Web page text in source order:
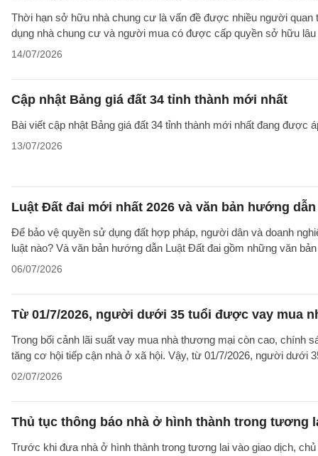
Thời hạn sở hữu nhà chung cư là vấn đề được nhiều người quan
dụng nhà chung cư và người mua có được cấp quyền sở hữu
14/07/2026
Cập nhật Bảng giá đất 34 tỉnh thành mới nhất
Bài viết cập nhật Bảng giá đất 34 tỉnh thành mới nhất đang được
13/07/2026
Luật Đất đai mới nhất 2026 và văn bản hướng
Để bảo vệ quyền sử dụng đất hợp pháp, người dân và doanh
luật nào? Và văn bản hướng dẫn Luật Đất đai gồm những văn
06/07/2026
Từ 01/7/2026, người dưới 35 tuổi được vay mua
Trong bối cảnh lãi suất vay mua nhà thương mại còn cao, chính
tăng cơ hội tiếp cận nhà ở xã hội. Vậy, từ 01/7/2026, người dưới
02/07/2026
Thủ tục thông báo nhà ở hình thành trong tương
Trước khi đưa nhà ở hình thành trong tương lai vào giao dịch,